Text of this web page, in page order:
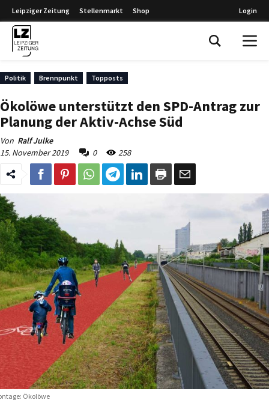
Leipziger Zeitung Stellenmarkt Shop Login
Politik Brennpunkt Topposts
Ökolöwe unterstützt den SPD-Antrag zur
Planung der Aktiv-Achse Süd
Von Ralf Julke
15. November 2019
0 258
Ökolöwe